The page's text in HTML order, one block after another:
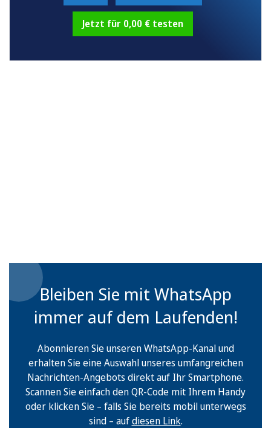
Jetzt für 0,00 € testen
Bleiben Sie mit WhatsApp
immer auf dem Laufenden!
Abonnieren Sie unseren WhatsApp-Kanal und
erhalten Sie eine Auswahl unseres umfangreichen
Nachrichten-Angebots direkt auf Ihr Smartphone.
Scannen Sie einfach den QR-Code mit Ihrem Handy
oder klicken Sie – falls Sie bereits mobil unterwegs
sind – aufdiesen Link.